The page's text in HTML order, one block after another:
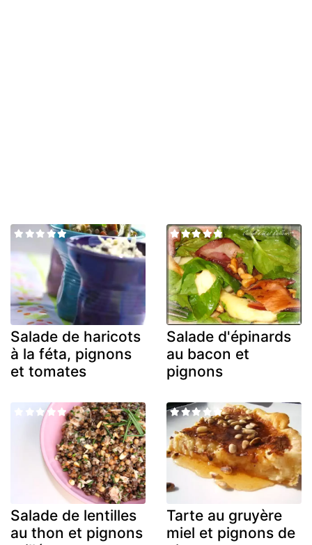
Salade de haricots
à la féta, pignons
et tomates
Salade d'épinards
au bacon et
pignons
Salade de lentilles
au thon et pignons
Tarte au gruyère
miel et pignons de